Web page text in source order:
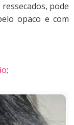
pode
opaco e com
;